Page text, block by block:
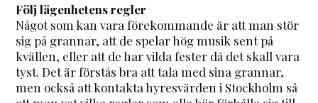
Följ lägenhetens regler
Något som kan vara förekommande är att man stör
sig på grannar, att de spelar hög musik sent på
kvällen, eller att de har vilda fester då det skall vara
tyst. Det är förstås bra att tala med sina grannar,
men också att kontakta hyresvärden i Stockholm så